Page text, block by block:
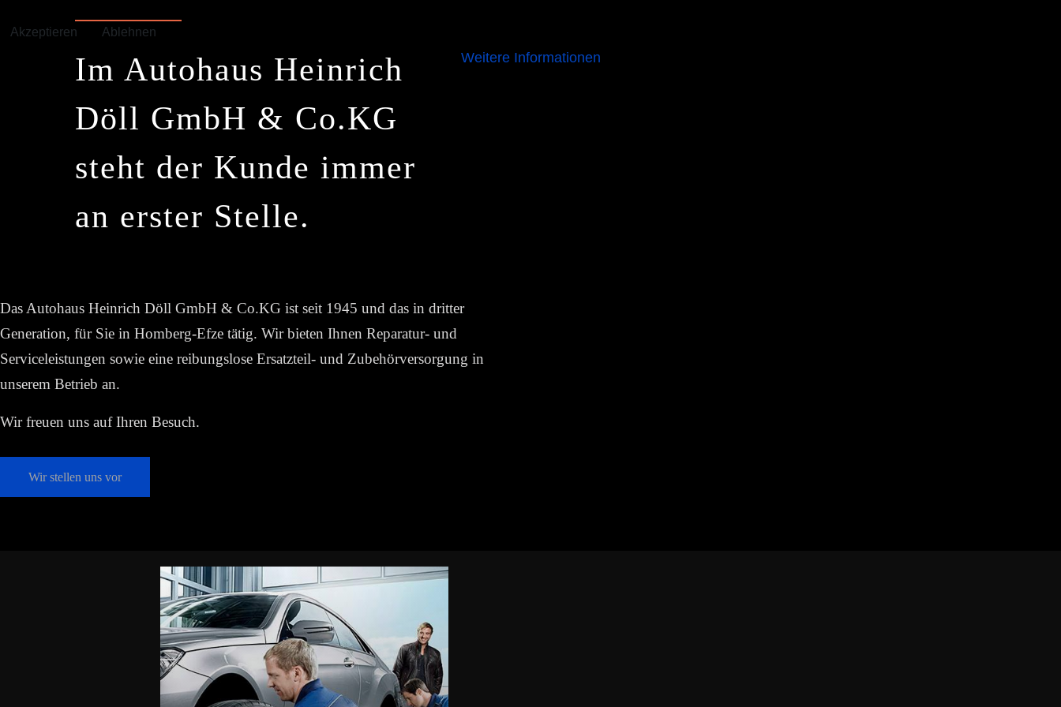
Im Autohaus Heinrich
Döll GmbH & Co.KG
steht der Kunde immer
an erster Stelle.
Das Autohaus Heinrich Döll GmbH & Co.KG ist seit 1945 und das in dritter
Generation, für Sie in Homberg-Efze tätig. Wir bieten Ihnen Reparatur- und
Serviceleistungen sowie eine reibungslose Ersatzteil- und Zubehörversorgung in
unserem Betrieb an.
Wir freuen uns auf Ihren Besuch.
Wir stellen uns vor
Akzeptieren Ablehnen
Weitere Informationen